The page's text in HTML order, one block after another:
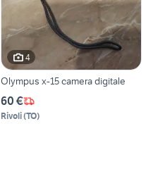
4
Olympus x-15 camera digitale
60 €
Rivoli(TO)